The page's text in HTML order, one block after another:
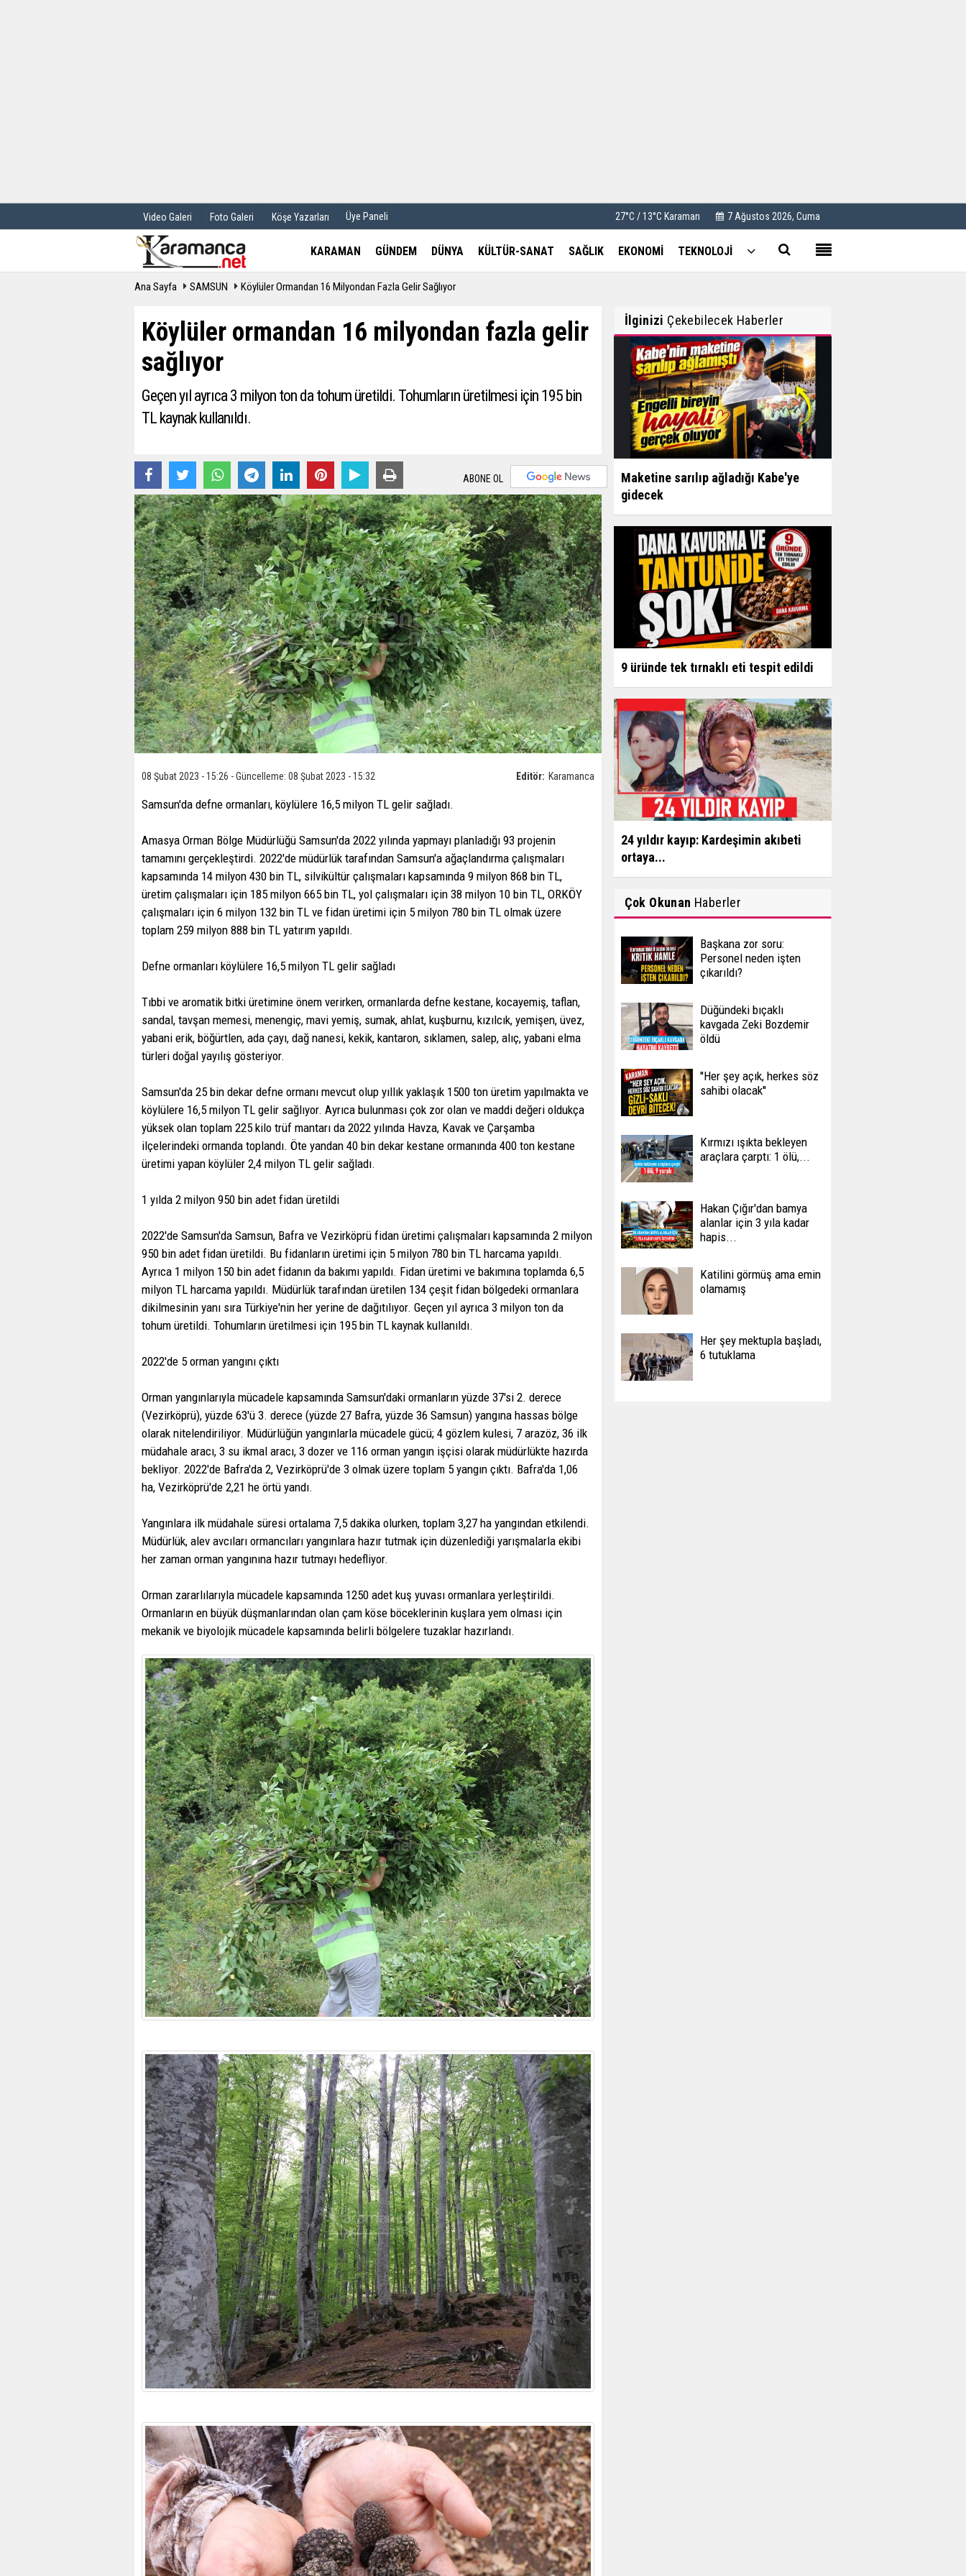
Video Galeri Foto Galeri Köşe Yazarları Üye Paneli 27°C / 13°C Karaman 7 Ağustos 2026, Cuma
KARAMAN GÜNDEM DÜNYA KÜLTÜR-SANAT SAĞLIK EKONOMİ TEKNOLOJİ
Ana Sayfa SAMSUN Köylüler Ormandan 16 Milyondan Fazla Gelir Sağlıyor
Köylüler ormandan 16 milyondan fazla gelir
sağlıyor
Geçen yıl ayrıca 3 milyon ton da tohum üretildi. Tohumların üretilmesi için 195 bin
TL kaynak kullanıldı.
ABONE OL
Editör: Karamanca
08 Şubat 2023 - 15:26 - Güncelleme: 08 Şubat 2023 - 15:32
Samsun'da defne ormanları, köylülere 16,5 milyon TL gelir sağladı.
Amasya Orman Bölge Müdürlüğü Samsun'da 2022 yılında yapmayı planladığı 93 projenin
tamamını gerçekleştirdi. 2022'de müdürlük tarafından Samsun'a ağaçlandırma çalışmaları
kapsamında 14 milyon 430 bin TL, silvikültür çalışmaları kapsamında 9 milyon 868 bin TL,
üretim çalışmaları için 185 milyon 665 bin TL, yol çalışmaları için 38 milyon 10 bin TL, ORKÖY
çalışmaları için 6 milyon 132 bin TL ve fidan üretimi için 5 milyon 780 bin TL olmak üzere
toplam 259 milyon 888 bin TL yatırım yapıldı.
Defne ormanları köylülere 16,5 milyon TL gelir sağladı
Tıbbi ve aromatik bitki üretimine önem verirken, ormanlarda defne kestane, kocayemiş, taflan,
sandal, tavşan memesi, menengiç, mavi yemiş, sumak, ahlat, kuşburnu, kızılcık, yemişen, üvez,
yabani erik, böğürtlen, ada çayı, dağ nanesi, kekik, kantaron, sıklamen, salep, alıç, yabani elma
türleri doğal yayılış gösteriyor.
Samsun'da 25 bin dekar defne ormanı mevcut olup yıllık yaklaşık 1500 ton üretim yapılmakta ve
köylülere 16,5 milyon TL gelir sağlıyor. Ayrıca bulunması çok zor olan ve maddi değeri oldukça
yüksek olan toplam 225 kilo trüf mantarı da 2022 yılında Havza, Kavak ve Çarşamba
ilçelerindeki ormanda toplandı. Öte yandan 40 bin dekar kestane ormanında 400 ton kestane
üretimi yapan köylüler 2,4 milyon TL gelir sağladı.
1 yılda 2 milyon 950 bin adet fidan üretildi
2022'de Samsun'da Samsun, Bafra ve Vezirköprü fidan üretimi çalışmaları kapsamında 2 milyon
950 bin adet fidan üretildi. Bu fidanların üretimi için 5 milyon 780 bin TL harcama yapıldı.
Ayrıca 1 milyon 150 bin adet fidanın da bakımı yapıldı. Fidan üretimi ve bakımına toplamda 6,5
milyon TL harcama yapıldı. Müdürlük tarafından üretilen 134 çeşit fidan bölgedeki ormanlara
dikilmesinin yanı sıra Türkiye'nin her yerine de dağıtılıyor. Geçen yıl ayrıca 3 milyon ton da
tohum üretildi. Tohumların üretilmesi için 195 bin TL kaynak kullanıldı.
2022'de 5 orman yangını çıktı
Orman yangınlarıyla mücadele kapsamında Samsun'daki ormanların yüzde 37'si 2. derece
(Vezirköprü), yüzde 63'ü 3. derece (yüzde 27 Bafra, yüzde 36 Samsun) yangına hassas bölge
olarak nitelendiriliyor. Müdürlüğün yangınlarla mücadele gücü; 4 gözlem kulesi, 7 arazöz, 36 ilk
müdahale aracı, 3 su ikmal aracı, 3 dozer ve 116 orman yangın işçisi olarak müdürlükte hazırda
bekliyor. 2022'de Bafra'da 2, Vezirköprü'de 3 olmak üzere toplam 5 yangın çıktı. Bafra'da 1,06
ha, Vezirköprü'de 2,21 he örtü yandı.
Yangınlara ilk müdahale süresi ortalama 7,5 dakika olurken, toplam 3,27 ha yangından etkilendi.
Müdürlük, alev avcıları ormancıları yangınlara hazır tutmak için düzenlediği yarışmalarla ekibi
her zaman orman yangınına hazır tutmayı hedefliyor.
Orman zararlılarıyla mücadele kapsamında 1250 adet kuş yuvası ormanlara yerleştirildi.
Ormanların en büyük düşmanlarından olan çam köse böceklerinin kuşlara yem olması için
mekanik ve biyolojik mücadele kapsamında belirli bölgelere tuzaklar hazırlandı.
İlginizi Çekebilecek Haberler
Maketine sarılıp ağladığı Kabe'ye
gidecek
9 üründe tek tırnaklı eti tespit edildi
24 yıldır kayıp: Kardeşimin akıbeti
ortaya...
Çok Okunan Haberler
Başkana zor soru:
Personel neden işten
çıkarıldı?
Düğündeki bıçaklı
kavgada Zeki Bozdemir
öldü
''Her şey açık, herkes söz
sahibi olacak''
Kırmızı ışıkta bekleyen
araçlara çarptı: 1 ölü,...
Hakan Çığır'dan bamya
alanlar için 3 yıla kadar
hapis...
Katilini görmüş ama emin
olamamış
Her şey mektupla başladı,
6 tutuklama